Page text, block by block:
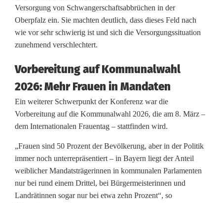
e
r
p
f
a
l
z
e
s
t
Versorgung von Schwangerschaftsabbrüchen in der
Oberpfalz ein. Sie machten deutlich, dass dieses Feld nach
wie vor sehr schwierig ist und sich die Versorgungssituation
zunehmend verschlechtert.
Vorbereitung auf Kommunalwahl
2026: Mehr Frauen in Mandaten
Ein weiterer Schwerpunkt der Konferenz war die
Vorbereitung auf die Kommunalwahl 2026, die am 8. März –
dem Internationalen Frauentag – stattfinden wird.
„Frauen sind 50 Prozent der Bevölkerung, aber in der Politik
immer noch unterrepräsentiert – in Bayern liegt der Anteil
weiblicher Mandatsträgerinnen in kommunalen Parlamenten
nur bei rund einem Drittel, bei Bürgermeisterinnen und
Landrätinnen sogar nur bei etwa zehn Prozent“, so